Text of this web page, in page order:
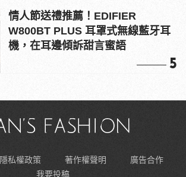
情人節送禮推薦！EDIFIER
W800BT PLUS 耳罩式無線藍牙耳
機，在耳邊傾訴甜言蜜語
5
隱私權政策 著作權聲明
廣告合作
我要投稿